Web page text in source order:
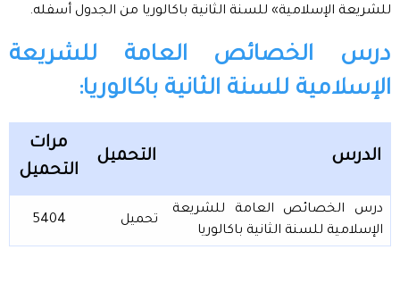
للشريعة الإسلامية» للسنة الثانية باكالوريا من الجدول أسفله.
درس الخصائص العامة للشريعة
الإسلامية للسنة الثانية باكالوريا:
الدرس التحميل
مرات
التحميل
درس الخصائص العامة للشريعة
الإسلامية للسنة الثانية باكالوريا
تحميل 5404